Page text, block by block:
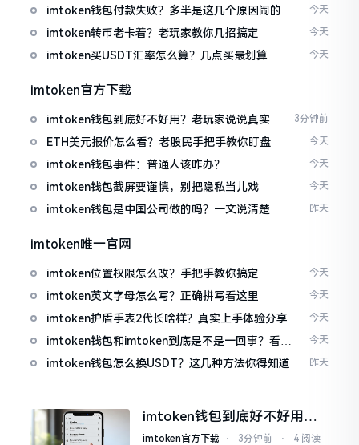
imtoken钱包付款失败？多半是这几个原因闹的 今天
imtoken转币老卡着？老玩家教你几招搞定 今天
imtoken买USDT汇率怎么算？几点买最划算 今天
imtoken官方下载
imtoken钱包到底好不好用？老玩家说说真实体
验
3分钟前
ETH美元报价怎么看？老股民手把手教你盯盘 今天
imtoken钱包事件：普通人该咋办？ 今天
imtoken钱包截屏要谨慎，别把隐私当儿戏 今天
imtoken钱包是中国公司做的吗？一文说清楚 昨天
imtoken唯一官网
imtoken位置权限怎么改？手把手教你搞定 今天
imtoken英文字母怎么写？正确拼写看这里 今天
imtoken护盾手表2代长啥样？真实上手体验分享 今天
imtoken钱包和imtoken到底是不是一回事？看完
就懂了
今天
imtoken钱包怎么换USDT？这几种方法你得知道 昨天
imtoken钱包到底好不好用？
老玩家说说真实体验
imtoken官方下载 ⋅ 3分钟前 ⋅ 4 阅读